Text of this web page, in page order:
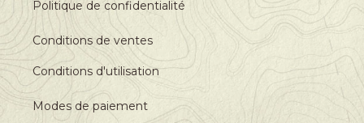
Politique de confidentialité
Conditions de ventes
Conditions d'utilisation
Modes de paiement